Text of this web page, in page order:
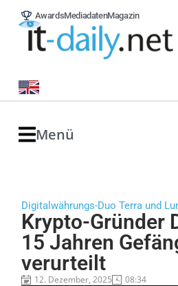
AwardsMediadatenMagazin
Menü
Digitalwährungs-Duo Terra und
Krypto-Gründer
15 Jahren
verurteilt
12. Dezember, 2025 08:34